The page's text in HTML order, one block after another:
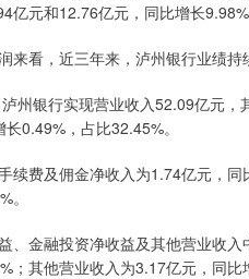
亿元和12.76亿元，同比增长9.98%
看，近三年来，泸州银行业绩持
银行实现营业收入52.09亿元，
0.49%，占比32.45%。
费及佣金净收入为1.74亿元，同
。
金融投资净收益及其他营业收入
；其他营业收入为3.17亿元，同比